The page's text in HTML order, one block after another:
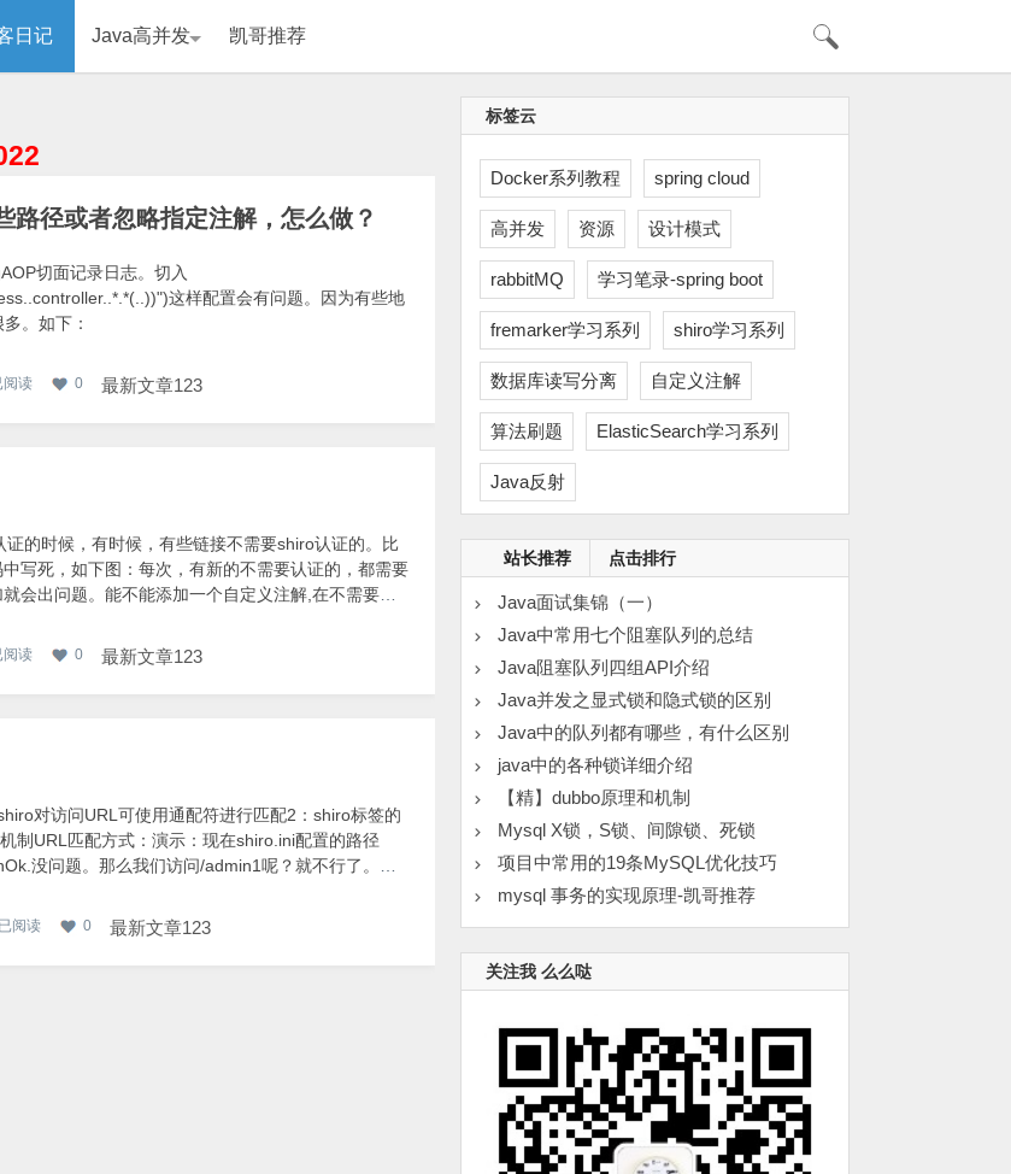
日记 Java高并发 凯哥推荐
径或者忽略指定注解，怎么做？
切面记录日志。切入
这样配置会有问题。因为有些地
。如下：
最新文章123
阅读 0
证的时候，有时候，有些链接不需要shiro认证的。比
写死，如下图：每次，有新的不需要认证的，都需要
会出问题。能不能添加一个自定义注解,在不需要
定义注解
最新文章123
阅读 0
对访问URL可使用通配符进行匹配2：shiro标签的
制URL匹配方式：演示：现在shiro.ini配置的路径
没问题。那么我们访问/admin1呢？就不行了。修
shiro标签的时候，需要在对应页面引入支持shi
最新文章123
已阅读 0
标签云
Docker系列教程 spring cloud
高并发 资源 设计模式
rabbitMQ 学习笔录-spring boot
fremarker学习系列 shiro学习系列
数据库读写分离 自定义注解
算法刷题 ElasticSearch学习系列
Java反射
站长推荐 点击排行
Java面试集锦（一）
Java中常用七个阻塞队列的总结
Java阻塞队列四组API介绍
Java并发之显式锁和隐式锁的区别
Java中的队列都有哪些，有什么区别
java中的各种锁详细介绍
【精】dubbo原理和机制
Mysql X锁，S锁、间隙锁、死锁
项目中常用的19条MySQL优化技巧
mysql 事务的实现原理-凯哥推荐
关注我 么么哒